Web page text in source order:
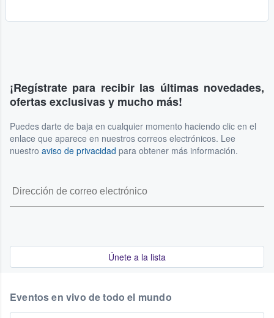
¡Regístrate para recibir las últimas novedades,
ofertas exclusivas y mucho más!
Puedes darte de baja en cualquier momento haciendo clic en el
enlace que aparece en nuestros correos electrónicos. Lee
nuestro aviso de privacidad para obtener más información.
Únete a la lista
Eventos en vivo de todo el mundo